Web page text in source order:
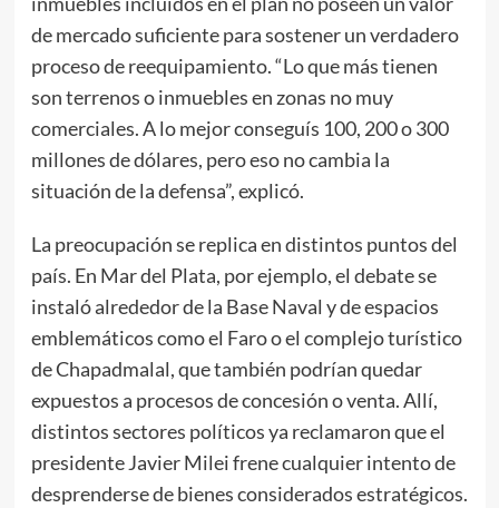
de mercado suficiente para sostener un verdadero
proceso de reequipamiento. “Lo que más tienen
son terrenos o inmuebles en zonas no muy
comerciales. A lo mejor conseguís 100, 200 o 300
millones de dólares, pero eso no cambia la
situación de la defensa”, explicó.
La preocupación se replica en distintos puntos del
país. En Mar del Plata, por ejemplo, el debate se
instaló alrededor de la Base Naval y de espacios
emblemáticos como el Faro o el complejo turístico
de Chapadmalal, que también podrían quedar
expuestos a procesos de concesión o venta. Allí,
distintos sectores políticos ya reclamaron que el
presidente Javier Milei frene cualquier intento de
desprenderse de bienes considerados estratégicos.